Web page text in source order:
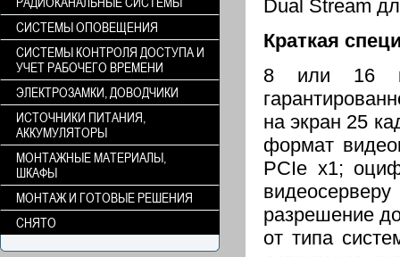
Dual Stream
Краткая
8 или 16
на экран 25
формат
PCIe x1;
разрешение
от типа
СИСТЕМЫ ОПОВЕЩЕНИЯ
СИСТЕМЫ КОНТРОЛЯ ДОСТУПА И
УЧЕТ РАБОЧЕГО ВРЕМЕНИ
ЭЛЕКТРОЗАМКИ, ДОВОДЧИКИ
ИСТОЧНИКИ ПИТАНИЯ,
АККУМУЛЯТОРЫ
МОНТАЖНЫЕ МАТЕРИАЛЫ,
ШКАФЫ
МОНТАЖ И ГОТОВЫЕ РЕШЕНИЯ
СНЯТО